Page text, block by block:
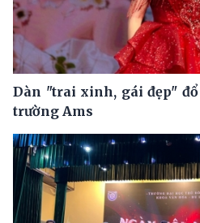
Dàn "trai xinh, gái đẹp"
trường Ams